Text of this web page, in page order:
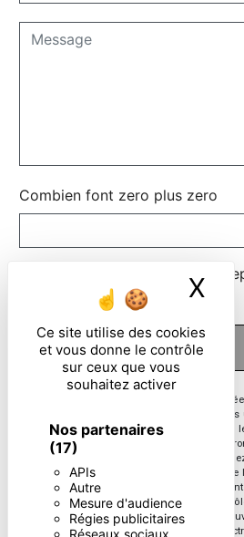
Ce site utilise des cookies
et vous donne le contrôle
sur ceux que vous
souhaitez activer
Nos partenaires
(17)
APIs
Autre
Mesure d'audience
Régies publicitaires
Réseaux sociaux
X
Combien font zero plus zero
En cochant cette case,
particulières ci-dessous **
ENVOYER
** Les données personnelles
de vous contacter et sont enregistrées
sont destinées à et ses sous-traitants dans
votre message. Les données collectées
seuls destinataires suivants: . Vous
rectification, d’effacement, de portabilité,
retrait de votre consentement à tout
réclamation auprès d’une autorité de
sort de vos données post-mortem. Vous
voie postale à l'adresse ou par courrier